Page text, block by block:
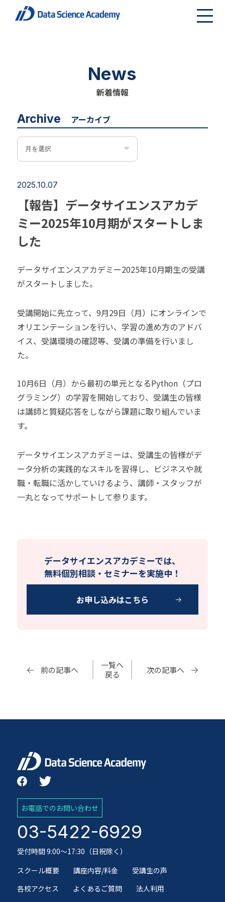
News
新着情報
2025.10.07
【報告】データサイエンスアカデ
ミー2025年10月期がスタートしま
した
データサイエンスアカデミー2025年10月期生の受講
がスタートしました。
受講開始に先立って、9月29日（月）にオンラインで
オリエンテーションを行い、学習の進め方のアドバ
イス、受講環境の確認等、受講の準備を行いまし
た。
10月6日（月）から最初の単元となるPython（プロ
グラミング）の学習を開始しており、受講生の皆様
は講師と質疑応答をしながら課題に取り組んでいま
す。
データサイエンスアカデミーは、受講生の皆様がデ
ータ分析の実践的なスキルを習得し、ビジネスや就
職・転職に活かしていけるよう、講師・スタッフが
一丸となってサポートして参ります。
データサイエンスアカデミーでは、
無料個別相談・セミナーを実施中！
お申し込みはこちら
前の記事へ
一覧へ
戻る
次の記事へ
Archive アーカイブ
お電話でのお問い合わせ
03-5422-6929
受付時間 9:00～17:30（日祝除く）
スクール概要
講座内容/料金
受講生の声
各校アクセス
よくあるご質問
法人利用